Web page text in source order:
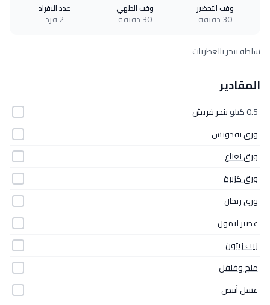
وقت التحضير
30 دقيقة
وقت الطهي
30 دقيقة
عدد الافراد
2 فرد
سلطة بنجر بالعطريات
المقادير
0.5 كيلو
بنجر فريش
ورق بقدونس
ورق نعناع
ورق كزبرة
ورق ريحان
عصير ليمون
زيت زيتون
ملح وفلفل
عسل أبيض